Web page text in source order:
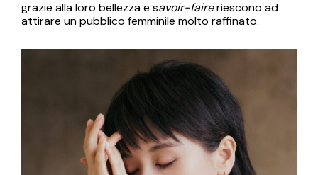
grazie alla loro bellezza e savoir-faireriescono ad
attirare un pubblico femminile molto raffinato.